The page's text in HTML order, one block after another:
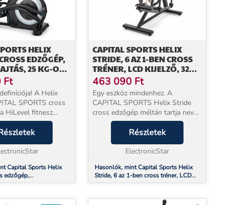
HELIX
EDZŐGÉP,
25 KG-OS
Ft
A Helix
SPORTS cross
HiLevel fitnesz
otthonra is
Ennek köszönhetően
minden edzési
megfel...
Capital Sports Helix
edzőgép,
25 kg-os lendkerékkel
CAPITAL SPORTS HELIX
STRIDE, 6 AZ 1-BEN CROSS
TRÉNER, LCD KIJELZŐ, 32
SZINT, FEKETE
463 090 Ft
Egy eszköz mindenhez. A
CAPITAL SPORTS Helix Stride
cross edzőgép méltán tartja nevét,
mivel 6 különböző otthoni edző
számára kínál különféle edzéseket
egy eszközben.ACAPITAL
SPORTS Helix Stride ottho...
Részletek
ElectronicStar
Hasonlók, mint Capital Sports Helix
Stride, 6 az 1-ben cross tréner, LCD
kijelző, 32 szint, fekete